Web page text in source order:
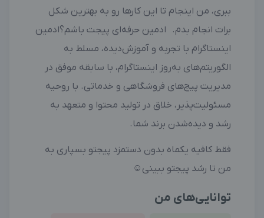
ببری، من اینجام تا این کارها رو به بهترین شکل
برات انجام بدم. ادمین حرفه‌ای پیجت باشم؟ادمین
اینستاگرام با تجربه و آموزش‌دیده، مسلط به
الگوریتم‌های به‌روز اینستاگرام، با سابقه موفق در
مدیریت پیج‌های فروشگاهی و خدماتی. با روحیه
مسئولیت‌پذیر، خلاق در تولید محتوا و متعهد به
رشد و دیده‌شدن برند شما.
فقط کافیه یکماه بدون دستمزد پیجتو بسپاری به
من تا رشد پیجتو ببینی☺️
توانایی‌های من